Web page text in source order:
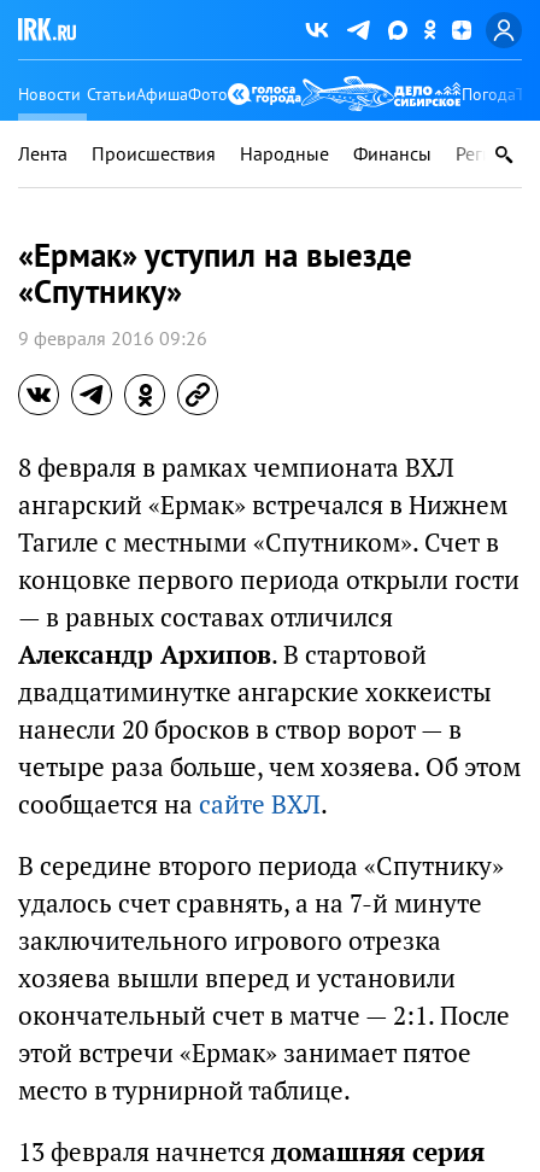
Новости СтатьиАфишаФото Погода
Лента Происшествия Народные Финансы Регионы
«Ермак» уступил на выезде
«Спутнику»
9 февраля 2016 09:26
8 февраля в рамках чемпионата ВХЛ
ангарский «Ермак» встречался в Нижнем
Тагиле с местными «Спутником». Счет в
концовке первого периода открыли гости
— в равных составах отличился
Александр Архипов. В стартовой
двадцатиминутке ангарские хоккеисты
нанесли 20 бросков в створ ворот — в
четыре раза больше, чем хозяева. Об этом
сообщается на сайте ВХЛ.
В середине второго периода «Спутнику»
удалось счет сравнять, а на 7-й минуте
заключительного игрового отрезка
хозяева вышли вперед и установили
окончательный счет в матче — 2:1. После
этой встречи «Ермак» занимает пятое
место в турнирной таблице.
13 февраля начнетсядомашняя серия